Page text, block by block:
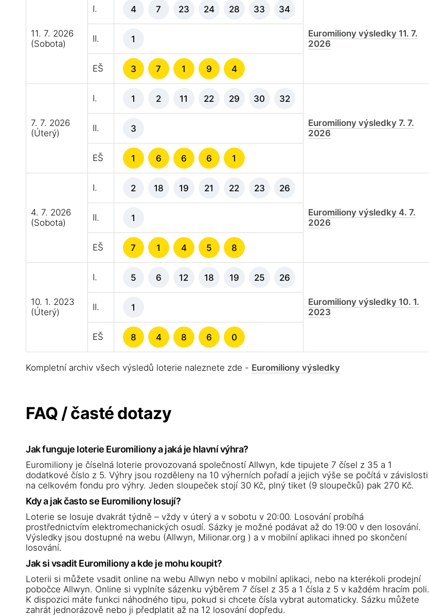
11. 7. 2026
(Sobota)
I. 4 7 23 24 28 33 34
Euromiliony výsledky 11. 7.
2026
II. 1
EŠ 3 7 1 9 4
7. 7. 2026
(Úterý)
I. 1 2 11 22 29 30 32
Euromiliony výsledky 7. 7.
2026
II. 3
EŠ 1 6 6 6 1
4. 7. 2026
(Sobota)
I. 2 18 19 21 22 23 26
Euromiliony výsledky 4. 7.
2026
II. 1
EŠ 7 1 4 5 8
10. 1. 2023
(Úterý)
I. 5 6 12 18 19 25 26
Euromiliony výsledky 10. 1.
2023
II. 1
EŠ 8 4 8 6 0
Kompletní archiv všech výsledů loterie naleznete zde - Euromiliony výsledky
FAQ / časté dotazy
Jak funguje loterie Euromiliony a jaká je hlavní výhra?
Euromiliony je číselná loterie provozovaná společností Allwyn, kde tipujete 7 čísel z 35 a 1
dodatkové číslo z 5. Výhry jsou rozděleny na 10 výherních pořadí a jejich výše se počítá v závislosti
na celkovém fondu pro výhry. Jeden sloupeček stojí 30 Kč, plný tiket (9 sloupečků) pak 270 Kč.
Kdy a jak často se Euromiliony losují?
Loterie se losuje dvakrát týdně – vždy v úterý a v sobotu v 20:00. Losování probíhá
prostřednictvím elektromechanických osudí. Sázky je možné podávat až do 19:00 v den losování.
Výsledky jsou dostupné na webu (Allwyn, Milionar.org ) a v mobilní aplikaci ihned po skončení
losování.
Jak si vsadit Euromiliony a kde je mohu koupit?
Loterii si můžete vsadit online na webu Allwyn nebo v mobilní aplikaci, nebo na kterékoli prodejní
pobočce Allwyn. Online si vyplníte sázenku výběrem 7 čísel z 35 a 1 čísla z 5 v každém hracím poli.
K dispozici máte funkci náhodného tipu, pokud si chcete čísla vybrat automaticky. Sázku můžete
zahrát jednorázově nebo ji předplatit až na 12 losování dopředu.